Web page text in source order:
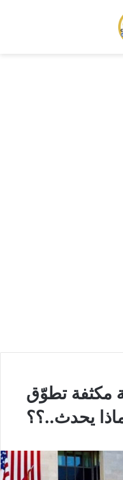
مكثفة تطوّق
يحدث..؟؟